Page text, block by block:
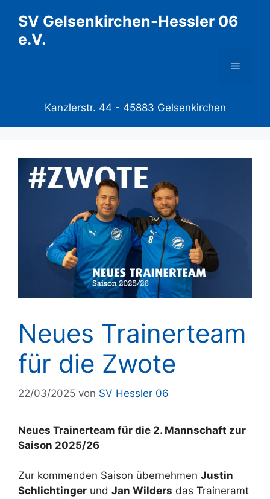
Inhalt
springen
SV Gelsenkirchen-Hessler 06
e.V.
Menü
Kanzlerstr. 44 - 45883 Gelsenkirchen
Neues Trainerteam
für die Zwote
22/03/2025 von SV Hessler 06
Neues Trainerteam für die 2. Mannschaft zur
Saison 2025/26
Zur kommenden Saison übernehmen Justin
Schlichtinger und Jan Wilders das Traineramt